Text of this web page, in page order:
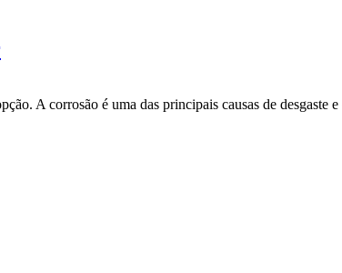
A corrosão é uma das principais causas de desgaste